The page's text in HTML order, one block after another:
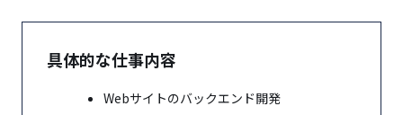
ム開発の仕事が約1万件
Anycrew（エニィクルー）｜副業や業務委託に特化し
Workship（ワークシップ）｜週1稼働から検索可能な
具体的な仕事内容
Webサイトのバックエンド開発